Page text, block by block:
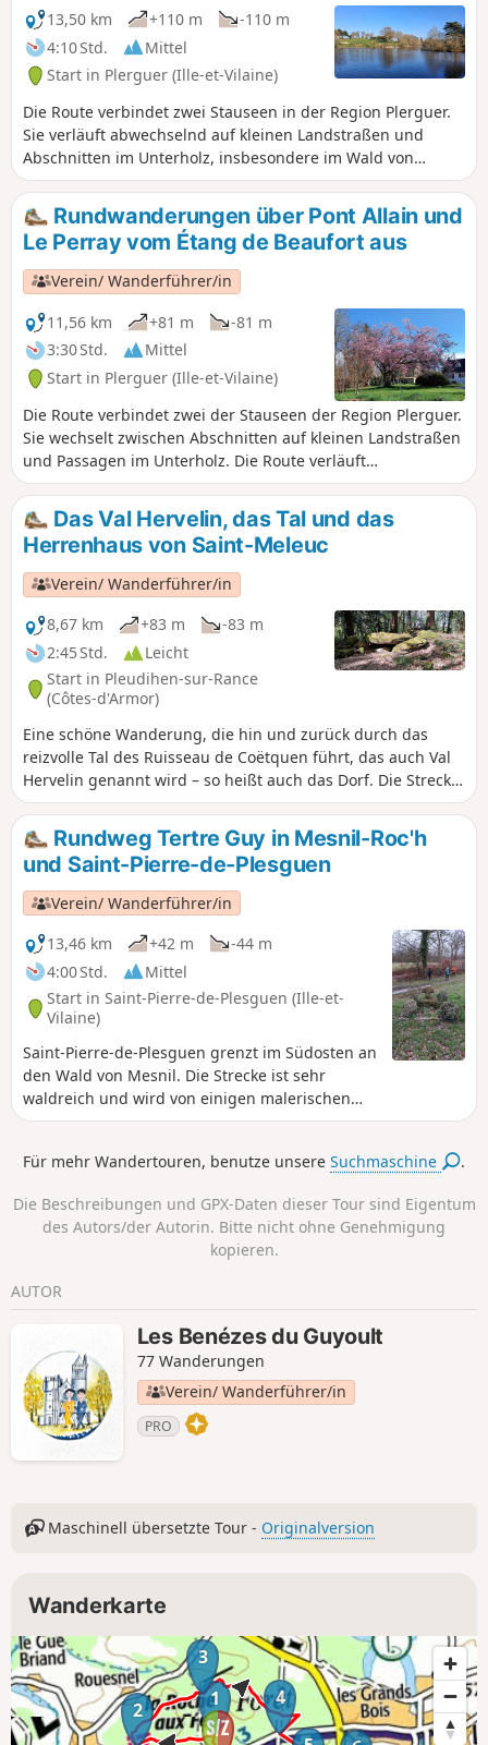
13,50 km
+110 m
-110 m
4:10 Std.
Mittel
Start in Plerguer (Ille-et-Vilaine)
Die Route verbindet zwei Stauseen in der Region Plerguer.
Sie verläuft abwechselnd auf kleinen Landstraßen und
Abschnitten im Unterholz, insbesondere im Wald von
Mesnil entlang des Stausees Étang de Mireloup.Die Strecke
weist trotz des (für die Region) beträchtlichen
Höhenunterschieds keine besonderen Schwierigkeiten auf.
Rundwanderungen über Pont Allain und
Le Perray vom Étang de Beaufort aus
Verein/ Wanderführer/in
11,56 km
+81 m
-81 m
3:30 Std.
Mittel
Start in Plerguer (Ille-et-Vilaine)
Die Route verbindet zwei der Stauseen der Region Plerguer.
Sie wechselt zwischen Abschnitten auf kleinen Landstraßen
und Passagen im Unterholz. Die Route verläuft
hauptsächlich auf festem Untergrund, kleinen Straßen oder
Schotterwegen; sie ist in den feuchten Monaten von Herbst
bis März besonders uninteressant, lässt sich aber in den
übrigen Monaten des Jahres gut begehen.Die Strecke weist
keine besonderen Schwierigkeiten auf.
Das Val Hervelin, das Tal und das
Herrenhaus von Saint-Meleuc
Verein/ Wanderführer/in
8,67 km
+83 m
-83 m
2:45 Std.
Leicht
Start in Pleudihen-sur-Rance
(Côtes-d'Armor)
Eine schöne Wanderung, die hin und zurück durch das
reizvolle Tal des Ruisseau de Coëtquen führt, das auch Val
Hervelin genannt wird – so heißt auch das Dorf. Die Strecke
ist insgesamt sehr angenehm und verläuft größtenteils im
Unterholz. Sie bietet zudem die Gelegenheit, einige alte
Häuser zu entdecken, insbesondere in St-Méleuc und La
Forge. Auf dieser Wanderung kann man eine Megalithstätte
im Wald von La Tougeais nördlich des Ortes „Les
Rouchiviers“ erkunden. Es gibt keine nennenswerten
Schwierigkeiten, aber es ist möglich, dass der Talgrund bei
Regen sehr feucht ist und der Bach sogar über die Ufer
treten kann.
Rundweg Tertre Guy in Mesnil-Roc'h
und Saint-Pierre-de-Plesguen
Verein/ Wanderführer/in
13,46 km
+42 m
-44 m
4:00 Std.
Mittel
Start in Saint-Pierre-de-Plesguen (Ille-et-
Vilaine)
Saint-Pierre-de-Plesguen grenzt im Südosten an
den Wald von Mesnil. Die Strecke ist sehr
waldreich und wird von einigen malerischen
Weilern gesäumt, in denen man einige alte, von
weniger gutem Zustand sehen kann. Etwas
Planche, ist beim ersten Haus auf der rechten
Seite ein wunderschöner Brotbackofen zu
Für mehr Wandertouren, benutze unsereSuchmaschine .
Die Beschreibungen und GPX-Daten dieser Tour sind Eigentum
des Autors/der Autorin. Bitte nicht ohne Genehmigung
kopieren.
AUTOR
Les Benézes du Guyoult
77 Wanderungen
Verein/ Wanderführer/in
PRO
Maschinell übersetzte Tour - Originalversion
Wanderkarte
1
2
3
4